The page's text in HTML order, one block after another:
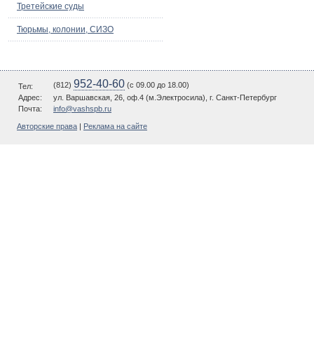
Третейские суды
Тюрьмы, колонии, СИЗО
Тел: (812) 952-40-60 (c 09.00 до 18.00)
Адрес:
ул. Варшавская, 26, оф.4 (м.Электросила), г. Санкт-Петербург
Почта:
info@vashspb.ru
Авторские права Реклама на сайте